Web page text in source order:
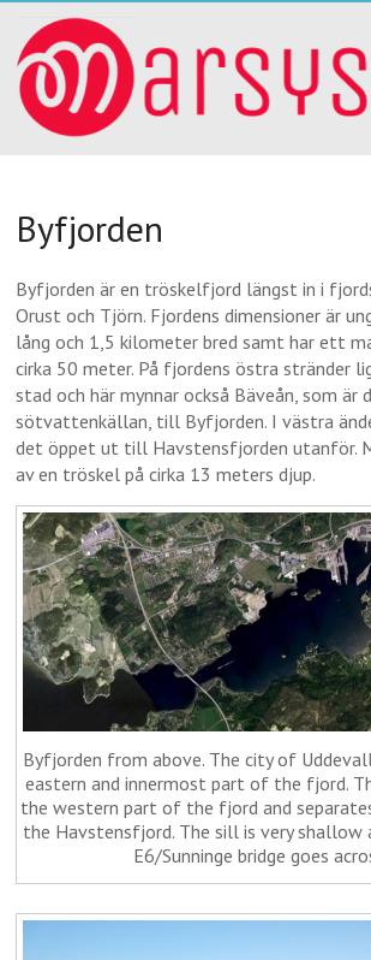
content
I
Byfjorden
har
placerat
ut
ett
antal
mätinstrument
marsys.se
Byfjorden
Byfjorden är en tröskelfjord längst in i
Orust och Tjörn. Fjordens dimensioner är
lång och 1,5 kilometer bred samt har ett
cirka 50 meter. På fjordens östra stränder
stad och här mynnar också Bäveån, som är
sötvattenkällan, till Byfjorden. I västra
det öppet ut till Havstensfjorden utanför.
av en tröskel på cirka 13 meters djup.
Byfjorden from above. The city of
eastern and innermost part of the fjord.
the western part of the fjord and
the Havstensfjord. The sill is very
E6/Sunninge bridge goes